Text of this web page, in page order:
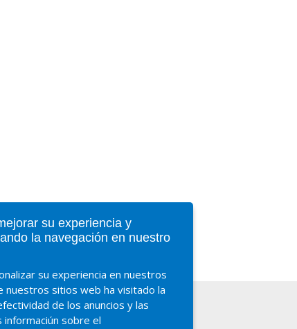
su experiencia y
la navegación en nuestro
su experiencia en nuestros
sitios web ha visitado la
de los anuncios y las
sobre el